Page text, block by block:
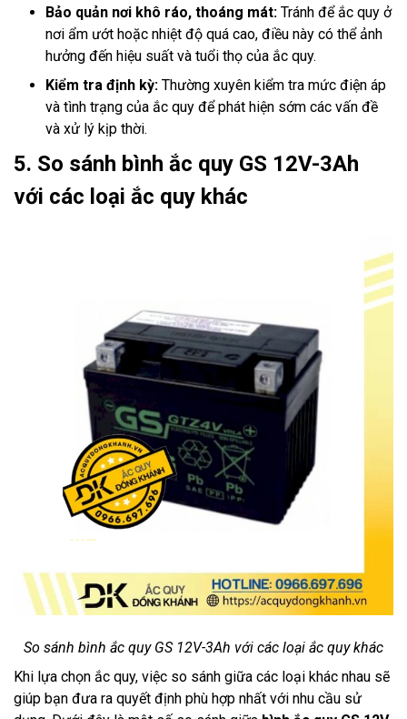
Bảo quản nơi khô ráo, thoáng mát: Tránh để ắc quy ở
nơi ẩm ướt hoặc nhiệt độ quá cao, điều này có thể ảnh
hưởng đến hiệu suất và tuổi thọ của ắc quy.
Kiểm tra định kỳ: Thường xuyên kiểm tra mức điện áp
và tình trạng của ắc quy để phát hiện sớm các vấn đề
và xử lý kịp thời.
5. So sánh bình ắc quy GS 12V-3Ah
với các loại ắc quy khác
So sánh bình ắc quy GS 12V-3Ah với các loại ắc quy khác
Khi lựa chọn ắc quy, việc so sánh giữa các loại khác nhau sẽ
giúp bạn đưa ra quyết định phù hợp nhất với nhu cầu sử